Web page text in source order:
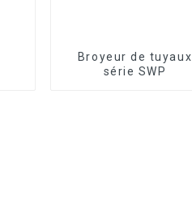
Broyeur de tuyaux
série SWP